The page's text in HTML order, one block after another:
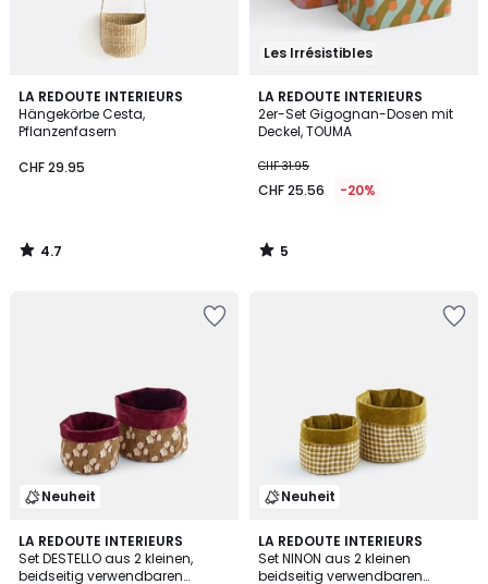
LA REDOUTE INTERIEURS
Hängekörbe Cesta,
Pflanzenfasern
CHF 29.95
4.7
/ 5
4.7
/
Les Irrésistibles
LA REDOUTE INTERIEURS
2er-Set Gigognan-Dosen mit
Deckel, TOUMA
CHF 31.95
CHF 25.56 -20%
5
/
5
5
/
Neuheit
LA REDOUTE INTERIEURS
Set DESTELLO aus 2 kleinen,
beidseitig verwendbaren
Neuheit
LA REDOUTE INTERIEURS
Set NINON aus 2 kleinen
beidseitig verwendbaren